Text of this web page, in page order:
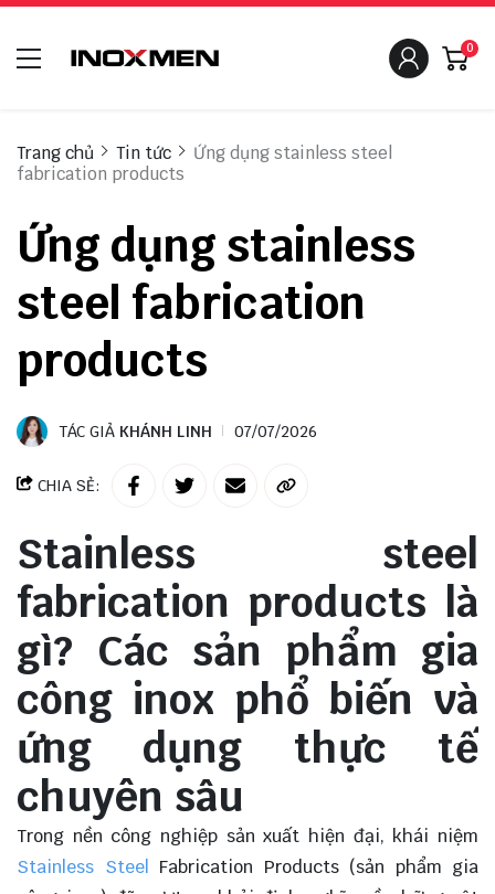
0
Trang chủ Tin tức
Ứng dụng stainless steel
fabrication products
Ứng dụng stainless
steel fabrication
products
TÁC GIẢ KHÁNH LINH 07/07/2026
CHIA SẺ:
Stainless steel
fabrication products là
gì? Các sản phẩm gia
công inox phổ biến và
ứng dụng thực tế
chuyên sâu
Trong nền công nghiệp sản xuất hiện đại, khái niệm
Stainless Steel Fabrication Products (sản phẩm gia